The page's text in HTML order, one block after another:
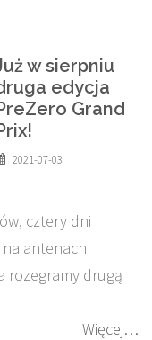
w sierpniu
edycja
Grand
2021-07-03
cztery dni
antenach
rozegramy drugą
Więcej…